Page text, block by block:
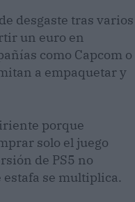
desgaste tras varios
un euro en
como Capcom o
a empaquetar y
porque
solo el juego
de PS5 no
se multiplica.